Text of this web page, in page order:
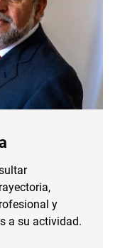
y
a su actividad.